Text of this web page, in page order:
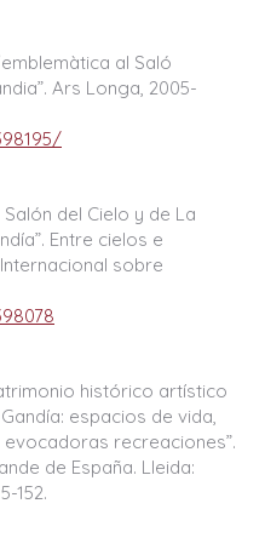
al Saló
Ars Longa, 2005-
Salón del Cielo y de La
Entre cielos e
sobre
histórico artístico
espacios de vida,
recreaciones”.
de España. Lleida:
152.